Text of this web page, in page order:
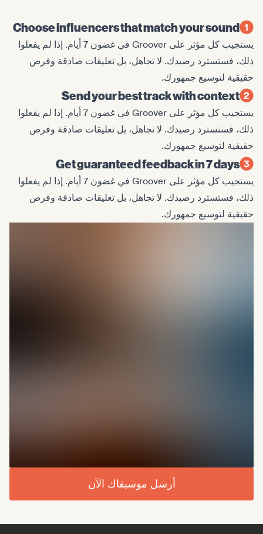
Choose influencers that match your sound
يستجيب كل مؤثر على Groover في غضون 7 أيام. إذا لم يفعلوا
ذلك، فستسترد رصيدك. لا تجاهل، بل تعليقات صادقة وفرص
حقيقية لتوسيع جمهورك.
Send your best track with context
يستجيب كل مؤثر على Groover في غضون 7 أيام. إذا لم يفعلوا
ذلك، فستسترد رصيدك. لا تجاهل، بل تعليقات صادقة وفرص
حقيقية لتوسيع جمهورك.
Get guaranteed feedback in 7 days
يستجيب كل مؤثر على Groover في غضون 7 أيام. إذا لم يفعلوا
ذلك، فستسترد رصيدك. لا تجاهل، بل تعليقات صادقة وفرص
حقيقية لتوسيع جمهورك.
أرسل موسيقاك الآن